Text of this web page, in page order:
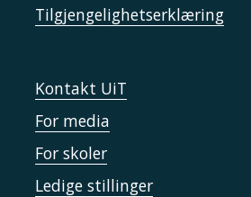
Tilgjengelighetserklæring
Kontakt UiT
For media
For skoler
Ledige stillinger